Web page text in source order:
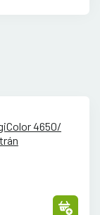
4650/